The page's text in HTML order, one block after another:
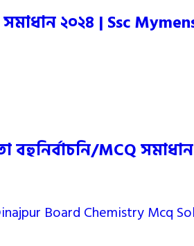
২০২৪ | Ssc
বহুনির্বাচনি/MCQ